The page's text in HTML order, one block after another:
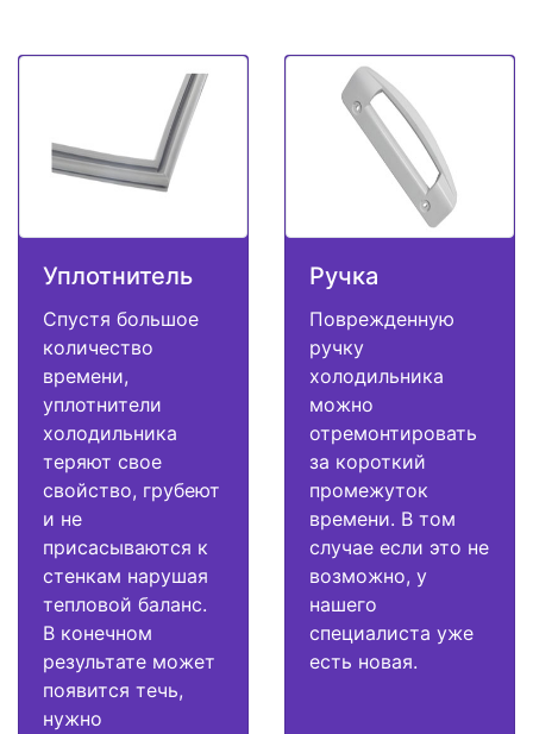
Уплотнитель
Спустя большое
количество
времени,
уплотнители
холодильника
теряют свое
свойство, грубеют
и не
присасываются к
стенкам нарушая
тепловой баланс.
В конечном
результате может
появится течь,
нужно
Ручка
Поврежденную
ручку
холодильника
можно
отремонтировать
за короткий
промежуток
времени. В том
случае если это не
возможно, у
нашего
специалиста уже
есть новая.